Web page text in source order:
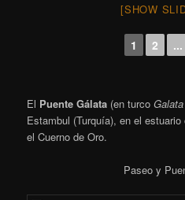
[SHOW
1 2 ...
El Puente Gálata (en turco
Estambul (Turquía), en el
el Cuerno de Oro.
Paseo y